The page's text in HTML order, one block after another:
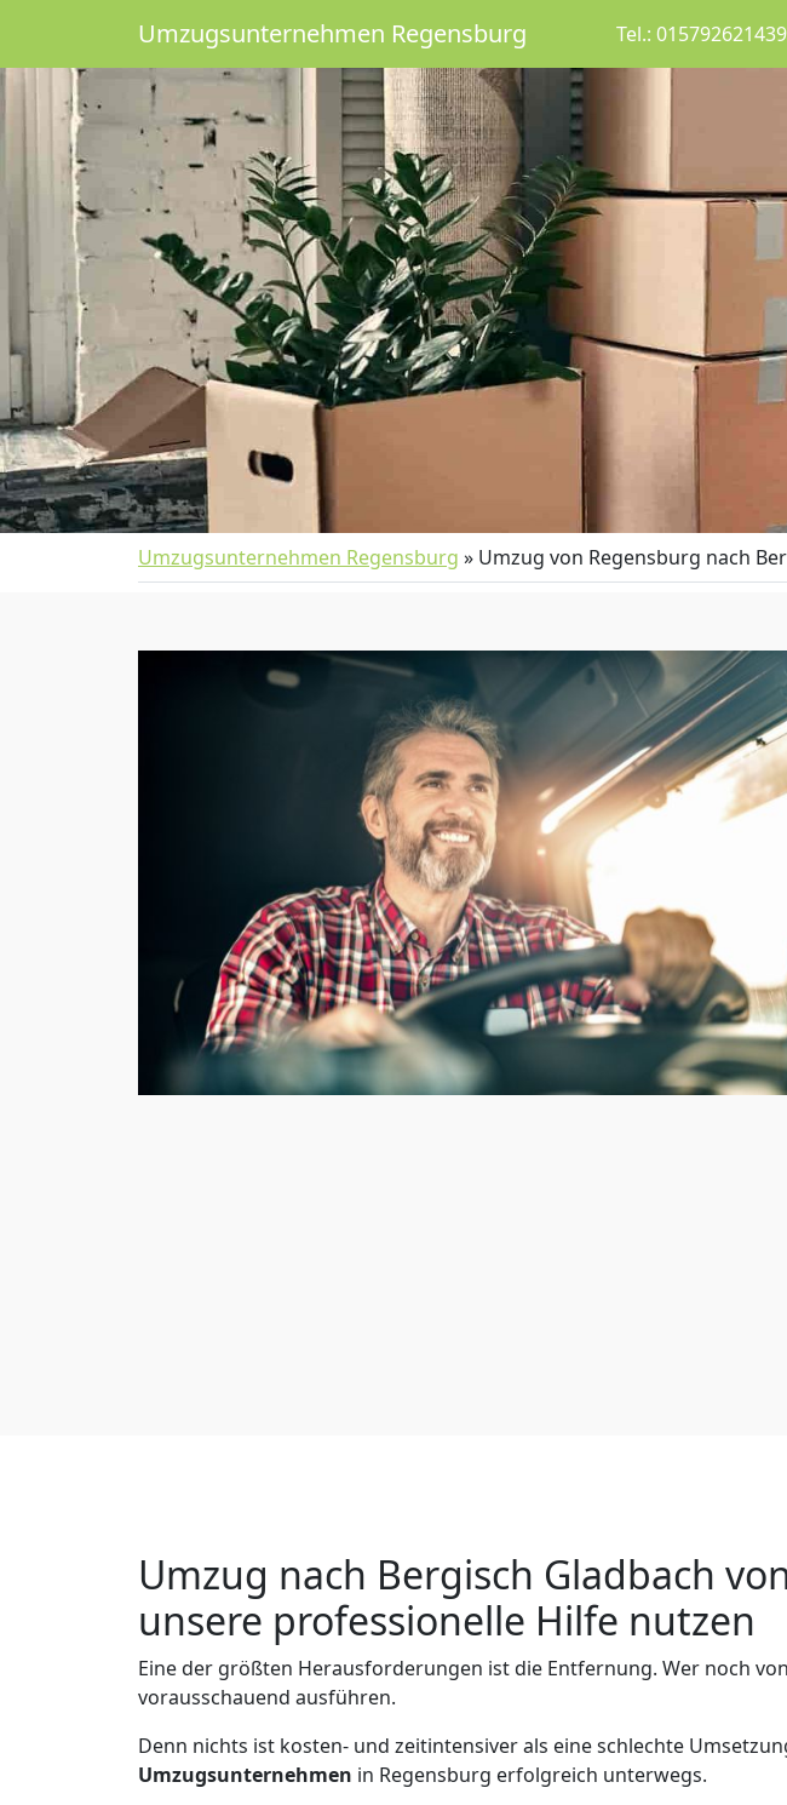
Umzugsunternehmen Regensburg Tel.: 015792621439
Umzugsunternehmen Regensburg » Umzug von Regensburg nach
Umzug nach Bergisch Gladbach
unsere professionelle Hilfe nutzen
Eine der größten Herausforderungen ist die Entfernung. Wer noch
vorausschauend ausführen.
Denn nichts ist kosten- und zeitintensiver als eine schlechte
Umzugsunternehmen in Regensburg erfolgreich unterwegs.